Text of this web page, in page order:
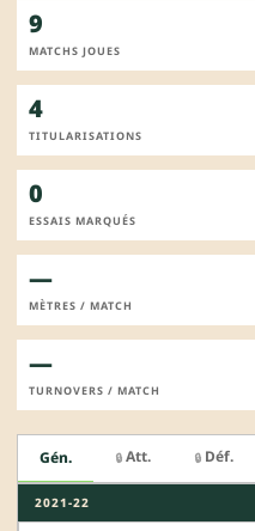
9
MATCHS JOUES
4
TITULARISATIONS
0
ESSAIS MARQUÉS
—
MÈTRES / MATCH
—
TURNOVERS / MATCH
Gén. 🔒 Att. 🔒 Déf.
2021-22